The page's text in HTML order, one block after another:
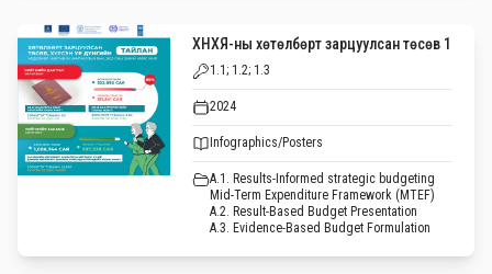
ХНХЯ-ны хөтөлбөрт зарцуулсан төсөв 1
1.1; 1.2; 1.3
2024
Infographics/Posters
A.1. Results-Informed strategic budgeting
Mid-Term Expenditure Framework (MTEF)
A.2. Result-Based Budget Presentation
A.3. Evidence-Based Budget Formulation